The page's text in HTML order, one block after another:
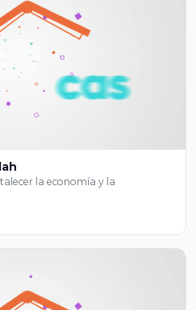
la economía y la